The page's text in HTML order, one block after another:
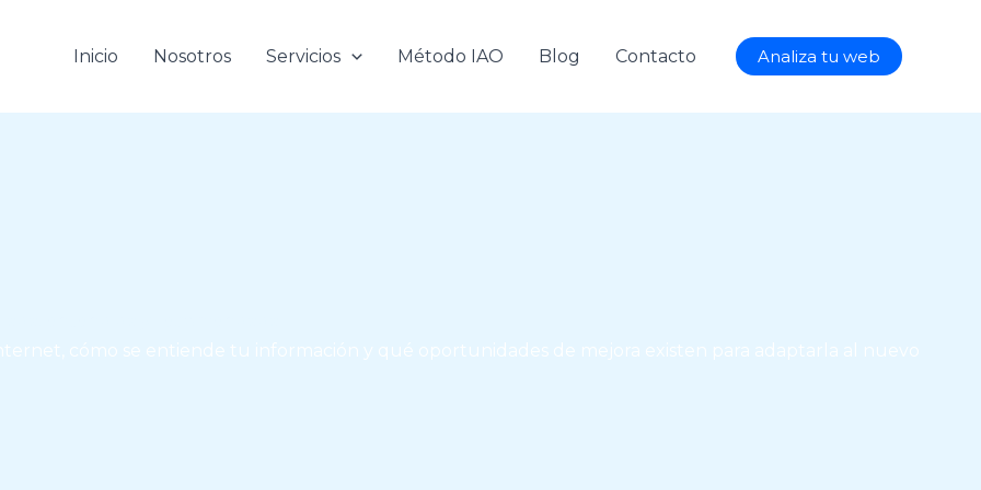
Inicio Nosotros Servicios Método IAO Blog Contacto Analiza tu web
cómo se entiende tu información y qué oportunidades de mejora existen para adaptarla al nuevo